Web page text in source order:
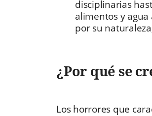
disciplinarias
alimentos y
por su
¿Por qué se
Los horrores que